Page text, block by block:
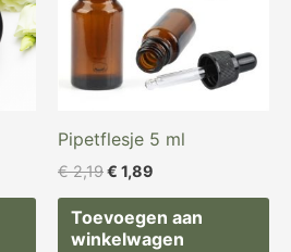
Pipetflesje 5 ml
€2,19€ 1,89
Toevoegen aan
winkelwagen